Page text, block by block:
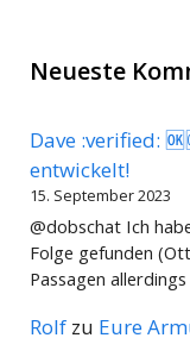
Neueste
Dave :verified:
entwickelt!
15. September 2023
@dobschat Ich
Folge gefunden
Passagen
Rolf zu Eure